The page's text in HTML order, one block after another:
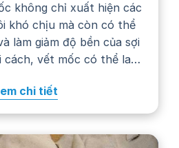
không chỉ xuất hiện các
khó chịu mà còn có thể
làm giảm độ bền của sợi
cách, vết mốc có thể lan
Trong bài viết…
chi tiết